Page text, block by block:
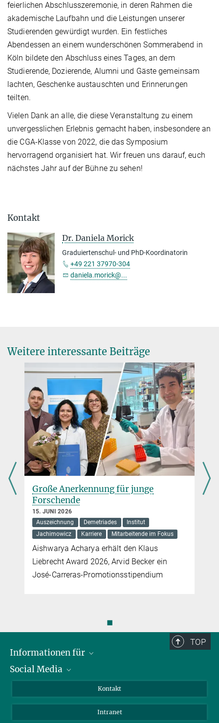
feierlichen Abschlusszeremonie, in deren Rahmen die
akademische Laufbahn und die Leistungen unserer
Studierenden gewürdigt wurden. Ein festliches
Abendessen an einem wunderschönen Sommerabend in
Köln bildete den Abschluss eines Tages, an dem
Studierende, Dozierende, Alumni und Gäste gemeinsam
lachten, Geschenke austauschten und Erinnerungen
teilten.
Vielen Dank an alle, die diese Veranstaltung zu einem
unvergesslichen Erlebnis gemacht haben, insbesondere an
die CGA-Klasse von 2022, die das Symposium
hervorragend organisiert hat. Wir freuen uns darauf, euch
nächstes Jahr auf der Bühne zu sehen!
Kontakt
Dr. Daniela Morick
Graduiertenschul- und PhD-Koordinatorin
+49 221 37970-304
daniela.morick@...
Weitere interessante Beiträge
Große Anerkennung für junge
Forschende
15. JUNI 2026
Auszeichnung
Demetriades
Institut
Jachimowicz
Karriere Mitarbeitende im Fokus
Aishwarya Acharya erhält den Klaus
Liebrecht Award 2026, Arvid Becker ein
José-Carreras-Promotionsstipendium
◼
TOP
Informationen für
Bewerbende
Journalist:innen
Social Media
Bluesky
YouTube
Kontakt
Intranet